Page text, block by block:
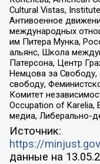
Cultural Vistas,
Антивоенное
международных
им Питера Мунка,
альянс, Школа
Патерсона, Центр
Немцова за
свободу,
Комитет
Occupation of
медиа, Либерально-
Источник:
https://
данные на